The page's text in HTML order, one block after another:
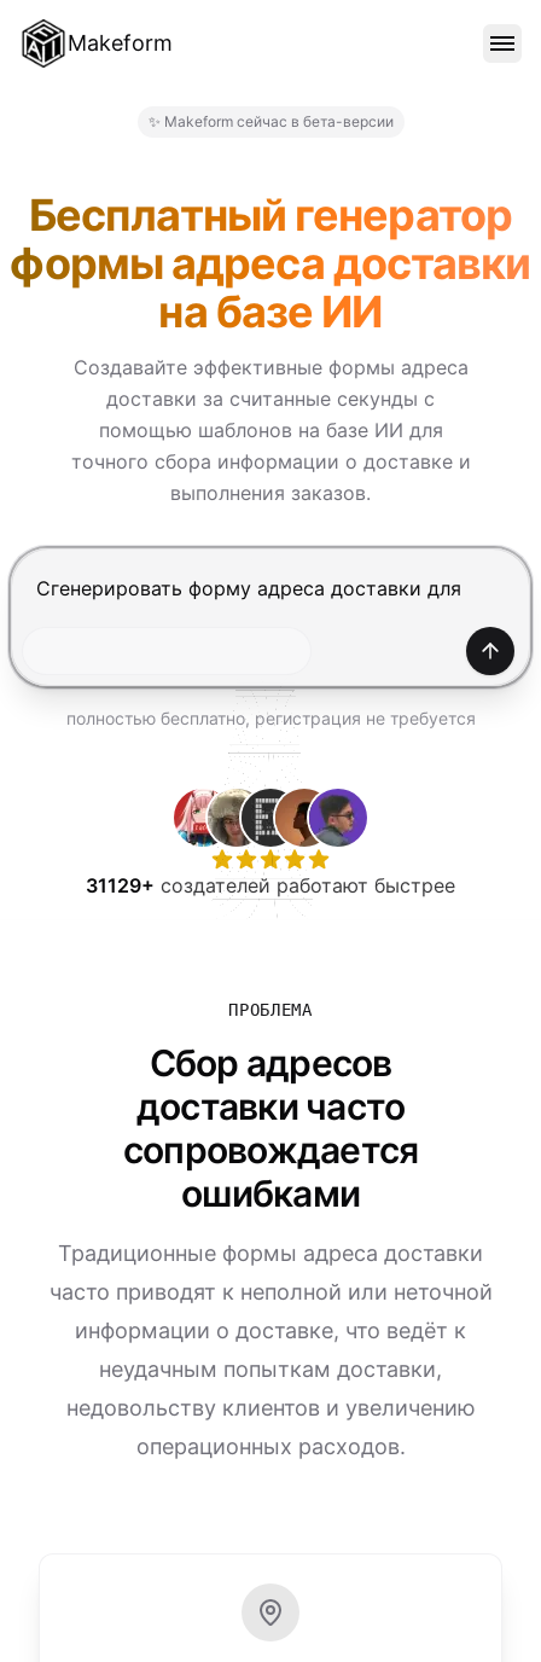
Makeform
БЛОГ
ЦЕНЫ
ВОЙТИ
ПОПРОБОВАТЬ БЕСПЛАТНО
✨ Makeform сейчас в бета-версии
Бесплатный генератор
формы адреса доставки
на базе ИИ
Создавайте эффективные формы адреса
доставки за считанные секунды с
помощью шаблонов на базе ИИ для
точного сбора информации о доставке и
выполнения заказов.
Нажмите Enter, чтобы отправить, Shift+Enter —
полностью бесплатно, регистрация не требуется
31129+ создателей работают быстрее
ПРОБЛЕМА
Сбор адресов
доставки часто
сопровождается
ошибками
Традиционные формы адреса доставки
часто приводят к неполной или неточной
информации о доставке, что ведёт к
неудачным попыткам доставки,
недовольству клиентов и увеличению
операционных расходов.